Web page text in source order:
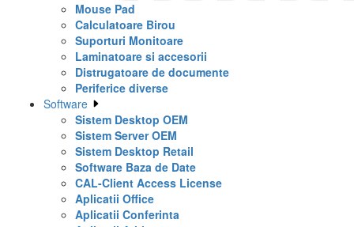
Mouse Pad
Calculatoare Birou
Suporturi Monitoare
Laminatoare si accesorii
Distrugatoare de documente
Periferice diverse
Software
Sistem Desktop OEM
Sistem Server OEM
Sistem Desktop Retail
Software Baza de Date
CAL-Client Access License
Aplicatii Office
Aplicatii Conferinta